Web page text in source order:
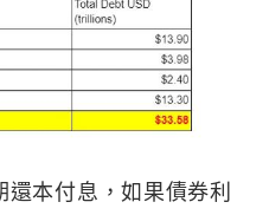
本付息，如果債券利